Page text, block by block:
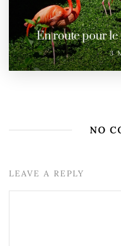
En route pour le
3
NO
LEAVE A REPLY